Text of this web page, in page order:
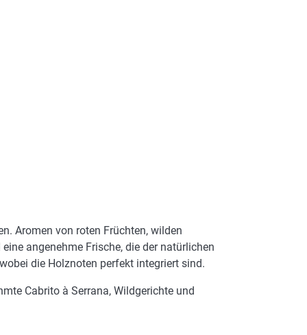
Aromen von roten Früchten, wilden
angenehme Frische, die der natürlichen
die Holznoten perfekt integriert sind.
Cabrito à Serrana, Wildgerichte und